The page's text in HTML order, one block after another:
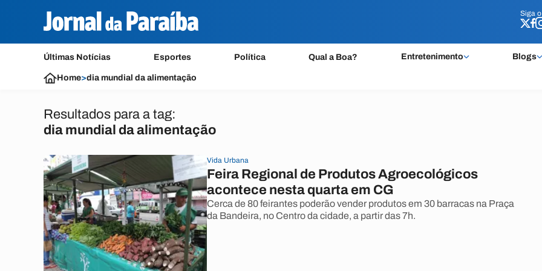
Siga o
Últimas Notícias Esportes Política Qual a Boa? Entretenimento Blogs
Siga o
Home>dia mundial da alimentação
Resultados para a tag:
dia mundial da alimentação
Vida Urbana
Feira Regional de Produtos Agroecológicos
acontece nesta quarta em CG
Cerca de 80 feirantes poderão vender produtos em 30 barracas na Praça
da Bandeira, no Centro da cidade, a partir das 7h.